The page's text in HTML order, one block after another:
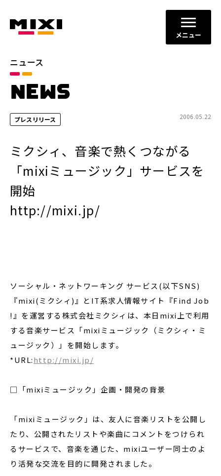
メニュー
ニュース
NEWS
プレスリリース 2006.05.22
ミクシィ、音楽で熱くつながる
「mixiミュージック」サービスを
開始
http://mixi.jp/
ソーシャル・ネットワーキング サービス(以下SNS)
『mixi(ミクシィ)』とIT系求人情報サイト『Find Job
!』を運営する株式会社ミクシィは、本日mixi上で利用
する音楽サービス「mixiミュージック（ミクシィ・ミ
ュージック）」を開始します。
*URL:http://mixi.jp/
□「mixiミュージック」企画・開発の背景
「mixiミュージック」は、友人に音楽リストを公開し
たり、公開されたリストや楽曲にコメントをつけられ
るサービスで、音楽を通じた、mixiユーザー同士のよ
り活発な交流を目的に開発されました。
カテゴリ
お知らせ
2026年 2025年